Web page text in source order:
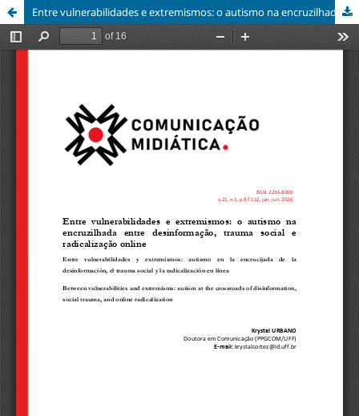
Entre vulnerabilidades e extremismos: o autismo na encruzilhada entre desinformação, trauma social e radicalização online